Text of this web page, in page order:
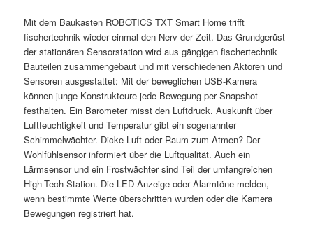
Mit dem Baukasten ROBOTICS TXT Smart Home trifft
fischertechnik wieder einmal den Nerv der Zeit. Das Grundgerüst
der stationären Sensorstation wird aus gängigen fischertechnik
Bauteilen zusammengebaut und mit verschiedenen Aktoren und
Sensoren ausgestattet: Mit der beweglichen USB-Kamera
können junge Konstrukteure jede Bewegung per Snapshot
festhalten. Ein Barometer misst den Luftdruck. Auskunft über
Luftfeuchtigkeit und Temperatur gibt ein sogenannter
Schimmelwächter. Dicke Luft oder Raum zum Atmen? Der
Wohlfühlsensor informiert über die Luftqualität. Auch ein
Lärmsensor und ein Frostwächter sind Teil der umfangreichen
High-Tech-Station. Die LED-Anzeige oder Alarmtöne melden,
wenn bestimmte Werte überschritten wurden oder die Kamera
Bewegungen registriert hat.